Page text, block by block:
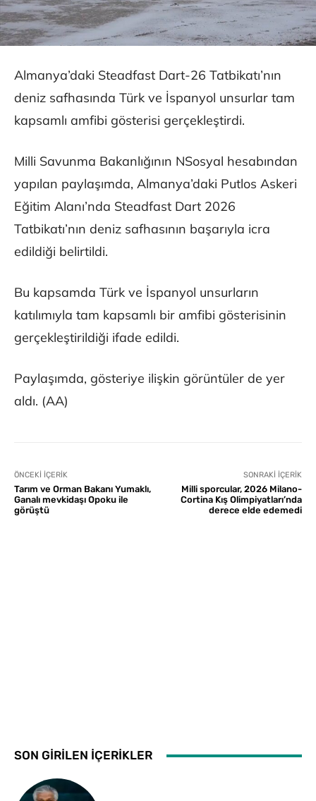
Almanya’daki Steadfast Dart-26 Tatbikatı’nın
deniz safhasında Türk ve İspanyol unsurlar tam
kapsamlı amfibi gösterisi gerçekleştirdi.
Milli Savunma Bakanlığının NSosyal hesabından
yapılan paylaşımda, Almanya’daki Putlos Askeri
Eğitim Alanı’nda Steadfast Dart 2026
Tatbikatı’nın deniz safhasının başarıyla icra
edildiği belirtildi.
Bu kapsamda Türk ve İspanyol unsurların
katılımıyla tam kapsamlı bir amfibi gösterisinin
gerçekleştirildiği ifade edildi.
Paylaşımda, gösteriye ilişkin görüntüler de yer
aldı. (AA)
ÖNCEKI İÇERIK
Tarım ve Orman Bakanı Yumaklı,
Ganalı mevkidaşı Opoku ile
görüştü
SONRAKI İÇERIK
Milli sporcular, 2026 Milano-
Cortina Kış Olimpiyatları’nda
derece elde edemedi
SON GİRİLEN İÇERİKLER